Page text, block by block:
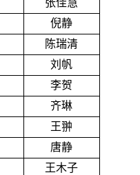
张佳慧
倪静
陈瑞清
刘帆
李贺
齐琳
王翀
唐静
王木子